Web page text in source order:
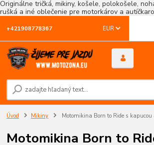
Originálne tričká, mikiny, košele, polokošele,
rušká a iné oblečenie pre motorkárov a
EUR
+421908778367
Úvod Mikiny Motomikina Born to Ride s
Motomikina Born to